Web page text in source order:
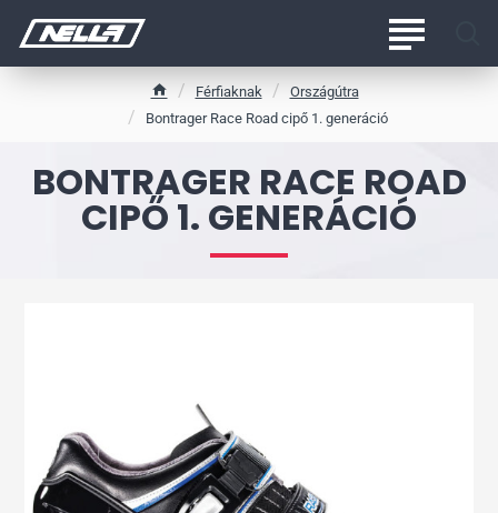
BONTRAGER RACE ROAD
CIPŐ 1. GENERÁCIÓ
o
e
Férfiaknak
Országútra
Bontrager Race Road cipő 1. generáció